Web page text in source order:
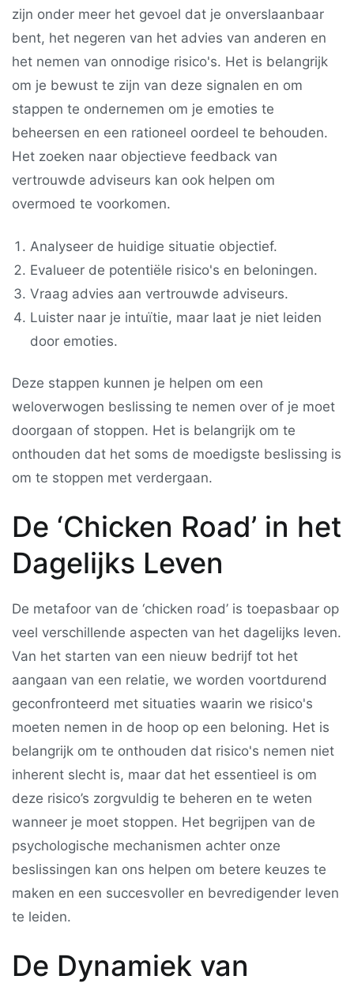
zijn onder meer het gevoel dat je onverslaanbaar
bent, het negeren van het advies van anderen en
het nemen van onnodige risico's. Het is belangrijk
om je bewust te zijn van deze signalen en om
stappen te ondernemen om je emoties te
beheersen en een rationeel oordeel te behouden.
Het zoeken naar objectieve feedback van
vertrouwde adviseurs kan ook helpen om
overmoed te voorkomen.
Analyseer de huidige situatie objectief.
Evalueer de potentiële risico's en beloningen.
Vraag advies aan vertrouwde adviseurs.
Luister naar je intuïtie, maar laat je niet leiden
door emoties.
Deze stappen kunnen je helpen om een
weloverwogen beslissing te nemen over of je moet
doorgaan of stoppen. Het is belangrijk om te
onthouden dat het soms de moedigste beslissing is
om te stoppen met verdergaan.
De ‘Chicken Road’ in het
Dagelijks Leven
De metafoor van de ‘chicken road’ is toepasbaar op
veel verschillende aspecten van het dagelijks leven.
Van het starten van een nieuw bedrijf tot het
aangaan van een relatie, we worden voortdurend
geconfronteerd met situaties waarin we risico's
moeten nemen in de hoop op een beloning. Het is
belangrijk om te onthouden dat risico's nemen niet
inherent slecht is, maar dat het essentieel is om
deze risico’s zorgvuldig te beheren en te weten
wanneer je moet stoppen. Het begrijpen van de
psychologische mechanismen achter onze
beslissingen kan ons helpen om betere keuzes te
maken en een succesvoller en bevredigender leven
te leiden.
De Dynamiek van